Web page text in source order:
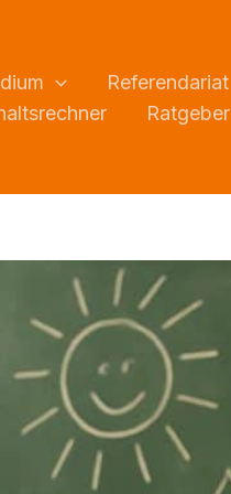
Referendariat
Ratgeber